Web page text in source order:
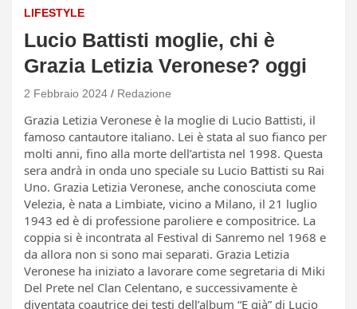
LIFESTYLE
Lucio Battisti moglie, chi è
Grazia Letizia Veronese? oggi
2 Febbraio 2024 Redazione
Grazia Letizia Veronese è la moglie di Lucio Battisti, il
famoso cantautore italiano. Lei è stata al suo fianco per
molti anni, fino alla morte dell’artista nel 1998. Questa
sera andrà in onda uno speciale su Lucio Battisti su Rai
Uno. Grazia Letizia Veronese, anche conosciuta come
Velezia, è nata a Limbiate, vicino a Milano, il 21 luglio
1943 ed è di professione paroliere e compositrice. La
coppia si è incontrata al Festival di Sanremo nel 1968 e
da allora non si sono mai separati. Grazia Letizia
Veronese ha iniziato a lavorare come segretaria di Miki
Del Prete nel Clan Celentano, e successivamente è
diventata coautrice dei testi dell’album “E già” di Lucio